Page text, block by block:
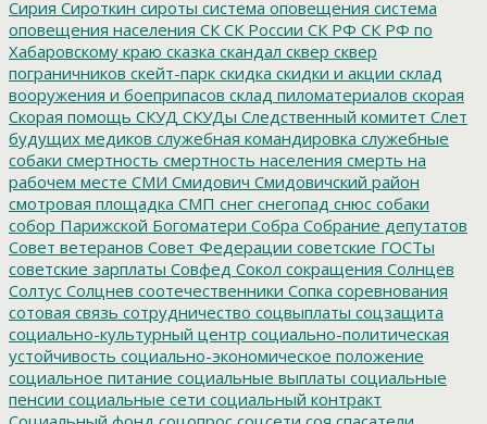
Сирия Сироткин сироты система оповещения система
оповещения населения СК СК России СК РФ СК РФ по
Хабаровскому краю сказка скандал сквер сквер
пограничников скейт-парк скидка скидки и акции склад
вооружения и боеприпасов склад пиломатериалов скорая
Скорая помощь СКУД СКУДы Следственный комитет Слет
будущих медиков служебная командировка служебные
собаки смертность смертность населения смерть на
рабочем месте СМИ Смидович Смидовичский район
смотровая площадка СМП снег снегопад снюс собаки
собор Парижской Богоматери Собра Собрание депутатов
Совет ветеранов Совет Федерации советские ГОСТы
советские зарплаты Совфед Сокол сокращения Солнцев
Солтус Солцнев соотечественники Сопка соревнования
сотовая связь сотрудничество соцвыплаты соцзащита
социально-культурный центр социально-политическая
устойчивость социально-экономическое положение
социальное питание социальные выплаты социальные
пенсии социальные сети социальный контракт